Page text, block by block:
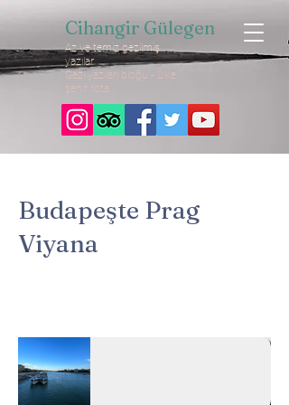
Cihangir Gülegen
Az ve temiz gezilmiş
yazılar
Gezi yazıları bloğu - ülke
şehir rota
Budapeşte Prag
Viyana